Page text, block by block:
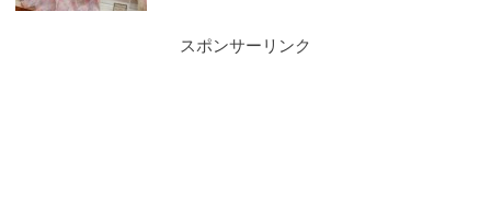
スポンサーリンク